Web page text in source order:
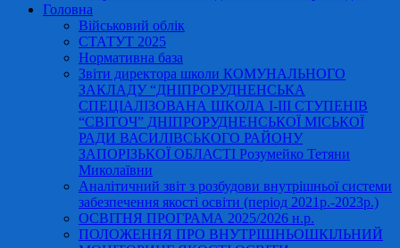
Головна
Військовий облік
СТАТУТ 2025
Нормативна база
Звіти директора школи КОМУНАЛЬНОГО
ЗАКЛАДУ “ДНІПРОРУДНЕНСЬКА
СПЕЦІАЛІЗОВАНА ШКОЛА І-ІІІ СТУПЕНІВ
“СВІТОЧ” ДНІПРОРУДНЕНСЬКОЇ МІСЬКОЇ
РАДИ ВАСИЛІВСЬКОГО РАЙОНУ
ЗАПОРІЗЬКОЇ ОБЛАСТІ Розумейко Тетяни
Миколаївни
Аналітичний звіт з розбудови внутрішньої системи
забезпечення якості освіти (період 2021р.-2023р.)
ОСВІТНЯ ПРОГРАМА 2025/2026 н.р.
ПОЛОЖЕННЯ ПРО ВНУТРІШНЬОШКІЛЬНИЙ